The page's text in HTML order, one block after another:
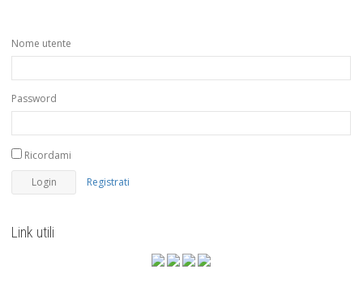
Nome utente
Password
Ricordami
Registrati
Link utili